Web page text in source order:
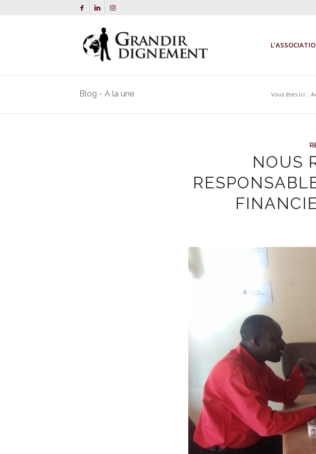
Blog - A la une Vous êtes ici :
NOUS